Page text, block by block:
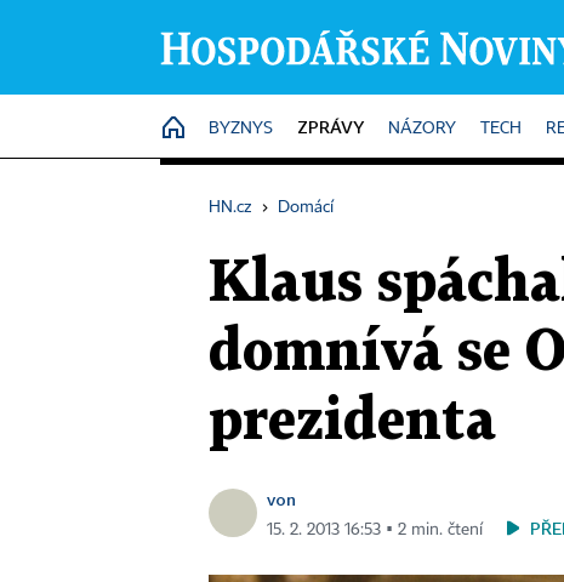
HOME
BYZNYS ZPRÁVY NÁZORY TECH
HN.cz › Domácí
Klaus
domnívá se
prezidenta
von
15. 2. 2013 16:53 ▪ 2 min. čtení